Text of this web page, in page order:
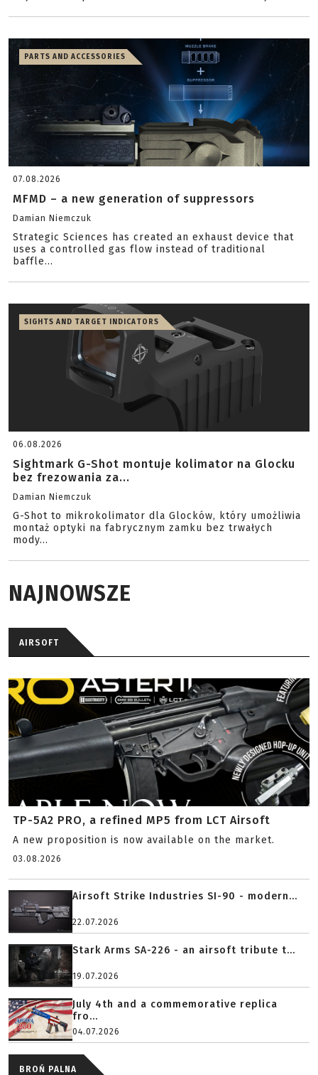
PARTS AND ACCESSORIES
07.08.2026
MFMD – a new generation of suppressors
Damian Niemczuk
Strategic Sciences has created an exhaust device that
uses a controlled gas flow instead of traditional
baffle...
SIGHTS AND TARGET INDICATORS
06.08.2026
Sightmark G-Shot montuje kolimator na Glocku
bez frezowania za...
Damian Niemczuk
G-Shot to mikrokolimator dla Glocków, który umożliwia
montaż optyki na fabrycznym zamku bez trwałych
mody...
NAJNOWSZE
AIRSOFT
TP-5A2 PRO, a refined MP5 from LCT Airsoft
A new proposition is now available on the market.
03.08.2026
Airsoft Strike Industries SI-90 - modern...
22.07.2026
Stark Arms SA-226 - an airsoft tribute t...
19.07.2026
July 4th and a commemorative replica
fro...
04.07.2026
BROŃ PALNA